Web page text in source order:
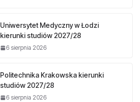
Uniwersytet Medyczny w Łodzi
kierunki studiów 2027/28
6 sierpnia 2026
Politechnika Krakowska kierunki
studiów 2027/28
6 sierpnia 2026